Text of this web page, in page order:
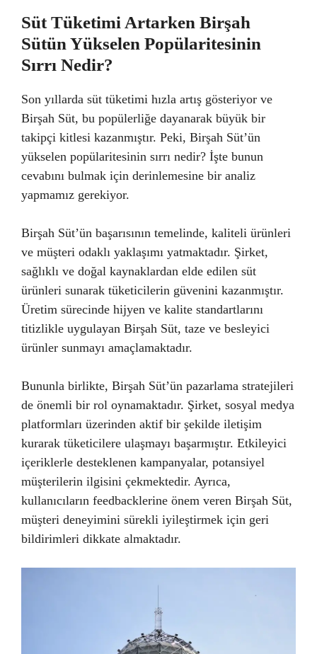
Süt Tüketimi Artarken Birşah
Sütün Yükselen Popülaritesinin
Sırrı Nedir?
Son yıllarda süt tüketimi hızla artış gösteriyor ve
Birşah Süt, bu popülerliğe dayanarak büyük bir
takipçi kitlesi kazanmıştır. Peki, Birşah Süt’ün
yükselen popülaritesinin sırrı nedir? İşte bunun
cevabını bulmak için derinlemesine bir analiz
yapmamız gerekiyor.
Birşah Süt’ün başarısının temelinde, kaliteli ürünleri
ve müşteri odaklı yaklaşımı yatmaktadır. Şirket,
sağlıklı ve doğal kaynaklardan elde edilen süt
ürünleri sunarak tüketicilerin güvenini kazanmıştır.
Üretim sürecinde hijyen ve kalite standartlarını
titizlikle uygulayan Birşah Süt, taze ve besleyici
ürünler sunmayı amaçlamaktadır.
Bununla birlikte, Birşah Süt’ün pazarlama stratejileri
de önemli bir rol oynamaktadır. Şirket, sosyal medya
platformları üzerinden aktif bir şekilde iletişim
kurarak tüketicilere ulaşmayı başarmıştır. Etkileyici
içeriklerle desteklenen kampanyalar, potansiyel
müşterilerin ilgisini çekmektedir. Ayrıca,
kullanıcıların feedbacklerine önem veren Birşah Süt,
müşteri deneyimini sürekli iyileştirmek için geri
bildirimleri dikkate almaktadır.